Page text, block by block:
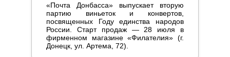
«Почта Донбасса» выпускает вторую
партию виньеток и конвертов,
посвященных Году единства народов
России. Старт продаж — 28 июля в
фирменном магазине «Филателия» (г.
Донецк, ул. Артема, 72).